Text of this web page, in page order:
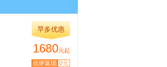
早多优惠
1680元起
点评返现 0元